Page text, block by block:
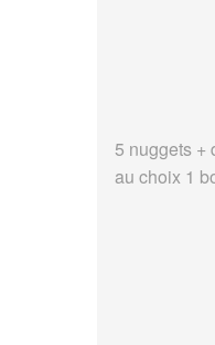
5 nuggets +
au choix 1